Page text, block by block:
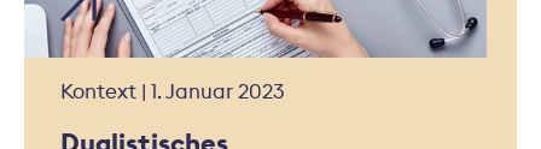
Kontext | 1. Januar 2023